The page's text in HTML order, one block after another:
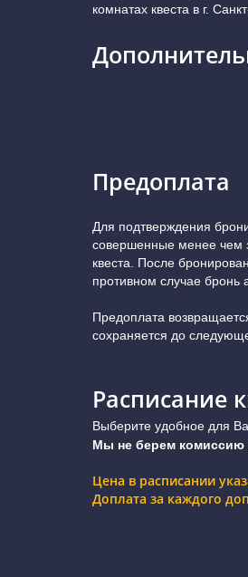
комнатах квеста в г.
Предоплата
Для подтверждения
совершенные менее чем
квеста. После
противном случае бронь
Предоплата
сохраняется до
Расписание
Выберите удобное для
Мы не берем комиссию
Цена в расписании
Доплата за каждого